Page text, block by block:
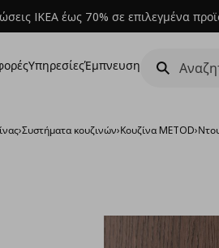
IKEA έως 70% σε επιλεγμένα
ΥπηρεσίεςΈμπνευση
›Συστήματα κουζινών›Κουζίνα METOD›